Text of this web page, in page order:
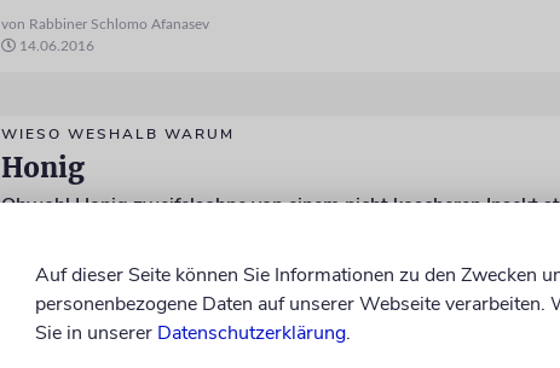
von Rabbiner Schlomo Afanasev
14.06.2016
WIESO WESHALB WARUM
Honig
Obwohl Honig zweifelsohne von einem nicht koscheren Insekt
Auf dieser Seite können Sie Informationen zu den Zwecken
personenbezogene Daten auf unserer Webseite
Sie in unserer Datenschutzerklärung.